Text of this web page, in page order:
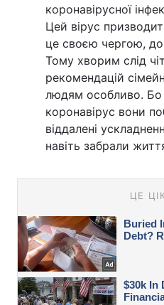
коронавірусної
Цей вірус
це своєю чергою,
Тому хворим слід
рекомендацій
людям особливо.
коронавірус вони
віддалені
навіть забрали